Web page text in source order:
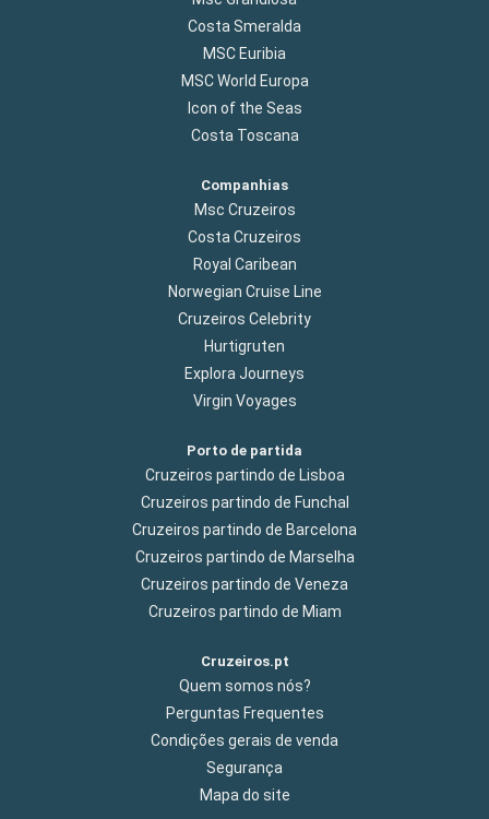
Costa Smeralda
MSC Euribia
MSC World Europa
Icon of the Seas
Costa Toscana
Companhias
Msc Cruzeiros
Costa Cruzeiros
Royal Caribean
Norwegian Cruise Line
Cruzeiros Celebrity
Hurtigruten
Explora Journeys
Virgin Voyages
Porto de partida
Cruzeiros partindo de Lisboa
Cruzeiros partindo de Funchal
Cruzeiros partindo de Barcelona
Cruzeiros partindo de Marselha
Cruzeiros partindo de Veneza
Cruzeiros partindo de Miam
Cruzeiros.pt
Quem somos nós?
Perguntas Frequentes
Condições gerais de venda
Segurança
Mapa do site